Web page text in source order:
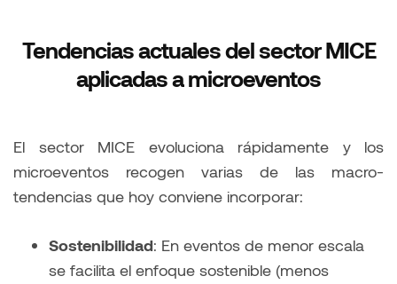
Tendencias actuales del sector MICE
aplicadas a microeventos
El sector MICE evoluciona rápidamente y los
microeventos recogen varias de las macro-
tendencias que hoy conviene incorporar:
Sostenibilidad: En eventos de menor escala
se facilita el enfoque sostenible (menos